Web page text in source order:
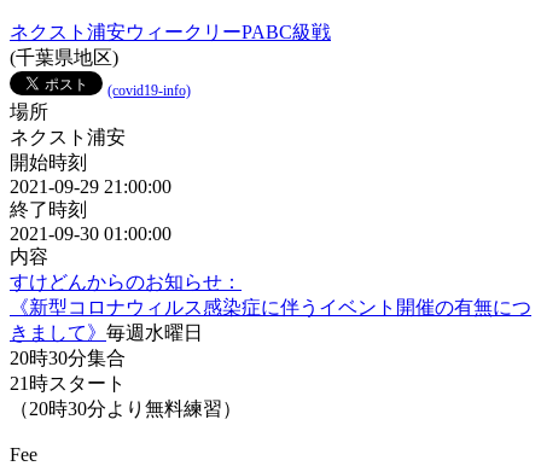
ネクスト浦安ウィークリーPABC級戦
(千葉県地区)
(covid19-info)
場所
ネクスト浦安
開始時刻
2021-09-29 21:00:00
終了時刻
2021-09-30 01:00:00
内容
すけどんからのお知らせ：
《新型コロナウィルス感染症に伴うイベント開催の有無につ
きまして》 毎週水曜日
20時30分集合
21時スタート
（20時30分より無料練習）
Fee